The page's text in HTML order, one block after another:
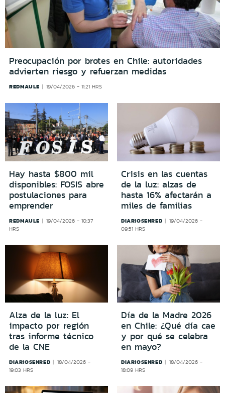
Preocupación por brotes en Chile: autoridades
advierten riesgo y refuerzan medidas
REDMAULE 19/04/2026 - 11:21 HRS
Hay hasta $800 mil
disponibles: FOSIS abre
postulaciones para
emprender
REDMAULE
19/04/2026 - 10:37
HRS
Crisis en las cuentas
de la luz: alzas de
hasta 16% afectarán a
miles de familias
DIARIOSENRED
19/04/2026 -
09:51 HRS
Alza de la luz: El
impacto por región
tras informe técnico
de la CNE
DIARIOSENRED
18/04/2026 -
19:03 HRS
Día de la Madre 2026
en Chile: ¿Qué día cae
y por qué se celebra
en mayo?
DIARIOSENRED
18/04/2026 -
18:09 HRS